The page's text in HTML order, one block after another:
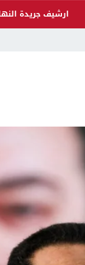
ارشيف جريدة
القصب… | د.عزيزجبر